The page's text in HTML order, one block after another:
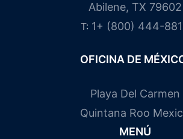
Abilene, TX 79602
T: 1+ (800) 444-
OFICINA DE
Playa Del Carmen
Quintana Roo
MENÚ